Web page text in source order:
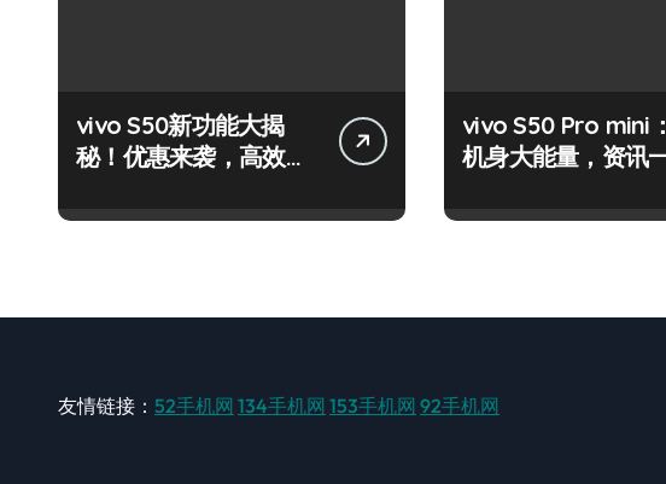
vivo S50新功能大揭
秘！优惠来袭，高效玩
vivo S50 Pro mini
机身大能量，资讯
友情链接： 52手机网 134手机网 153手机网 92手机网